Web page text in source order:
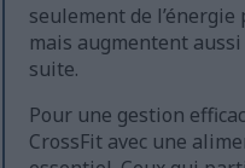
seulement de
mais augmentent
suite.
Pour une gestion
CrossFit avec une